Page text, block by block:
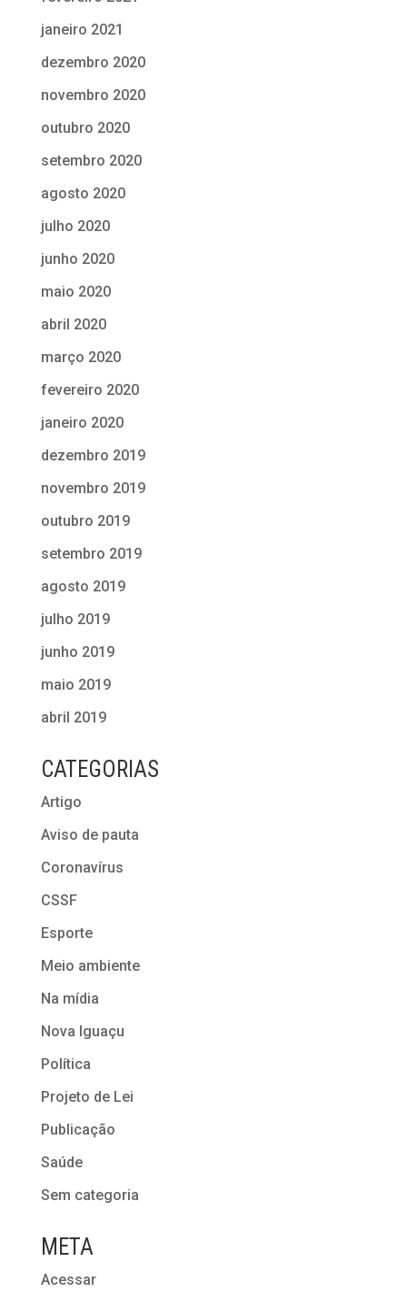
janeiro 2021
dezembro 2020
novembro 2020
outubro 2020
setembro 2020
agosto 2020
julho 2020
junho 2020
maio 2020
abril 2020
março 2020
fevereiro 2020
janeiro 2020
dezembro 2019
novembro 2019
outubro 2019
setembro 2019
agosto 2019
julho 2019
junho 2019
maio 2019
abril 2019
CATEGORIAS
Artigo
Aviso de pauta
Coronavírus
CSSF
Esporte
Meio ambiente
Na mídia
Nova Iguaçu
Política
Projeto de Lei
Publicação
Saúde
Sem categoria
META
Acessar